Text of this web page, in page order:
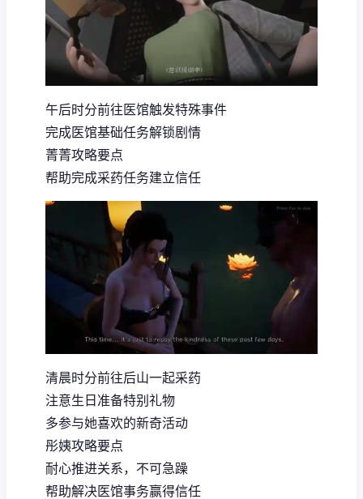
午后时分前往医馆触发特殊事件
完成医馆基础任务解锁剧情
菁菁攻略要点
帮助完成采药任务建立信任
清晨时分前往后山一起采药
注意生日准备特别礼物
多参与她喜欢的新奇活动
彤姨攻略要点
耐心推进关系，不可急躁
帮助解决医馆事务赢得信任